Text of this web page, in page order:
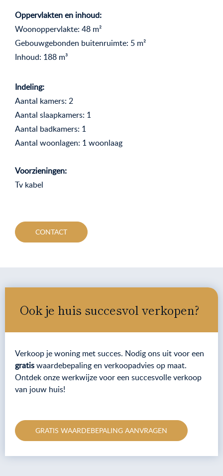
Oppervlakten en inhoud:
Woonoppervlakte: 48 m²
Gebouwgebonden buitenruimte: 5 m²
Inhoud: 188 m³
Indeling:
Aantal kamers: 2
Aantal slaapkamers: 1
Aantal badkamers: 1
Aantal woonlagen: 1 woonlaag
Voorzieningen:
Tv kabel
CONTACT
Ook je huis succesvol verkopen?
Verkoop je woning met succes. Nodig ons uit voor een
gratiswaardebepaling en verkoopadvies op maat.
Ontdek onze werkwijze voor een succesvolle verkoop
van jouw huis!
GRATIS WAARDEBEPALING AANVRAGEN